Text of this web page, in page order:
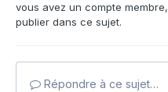
vous avez un compte membre,
publier dans ce sujet.
Répondre à ce sujet…